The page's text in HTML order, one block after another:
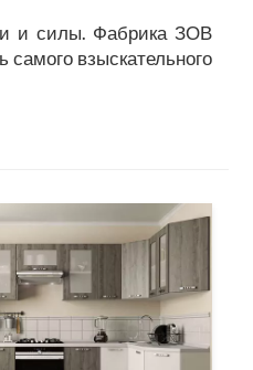
и силы. Фабрика ЗОВ
взыскательного